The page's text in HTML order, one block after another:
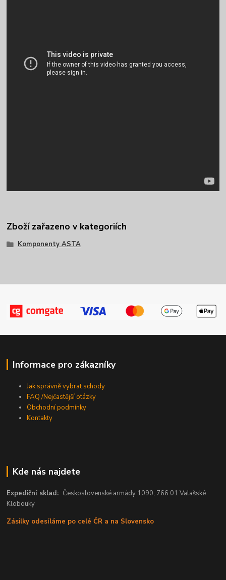
Zboží zařazeno v kategoriích
Komponenty ASTA
Informace pro zákazníky
Jak správně vybrat schody
FAQ /Nejčastější otázky
Obchodní podmínky
Kontakty
Kde nás najdete
Expediční sklad:Československé armády 1090, 766 01 Valašské
Klobouky
Zásilky odesíláme po celé ČR a na Slovensko